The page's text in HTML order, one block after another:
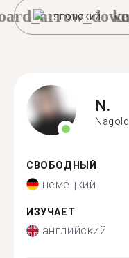
японский
N.
Nagold
СВОБОДНЫЙ
немецкий
ИЗУЧАЕТ
английский